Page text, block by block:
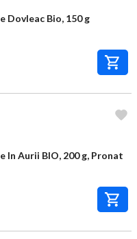
Dovleac Bio, 150 g
In Aurii BIO, 200 g, Pronat